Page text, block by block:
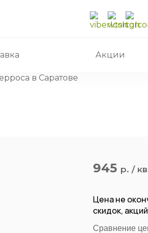
Акции
в Саратове
945 р. /
Цена не
скидок,
Сравнение